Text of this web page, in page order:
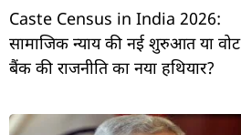
Caste Census in India 2026:
सामाजिक न्याय की नई शुरुआत या वोट
बैंक की राजनीति का नया हथियार?